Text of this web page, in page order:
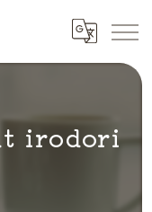
at irodori